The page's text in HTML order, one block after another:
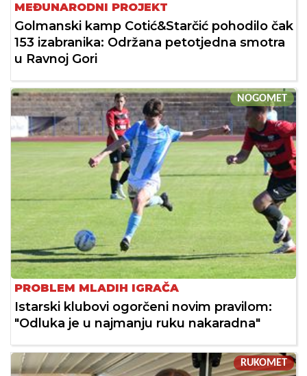
MEĐUNARODNI PROJEKT
Golmanski kamp Cotić&Starčić pohodilo čak
153 izabranika: Održana petotjedna smotra
u Ravnoj Gori
NOGOMET
PROBLEM MLADIH IGRAČA
Istarski klubovi ogorčeni novim pravilom:
"Odluka je u najmanju ruku nakaradna"
RUKOMET